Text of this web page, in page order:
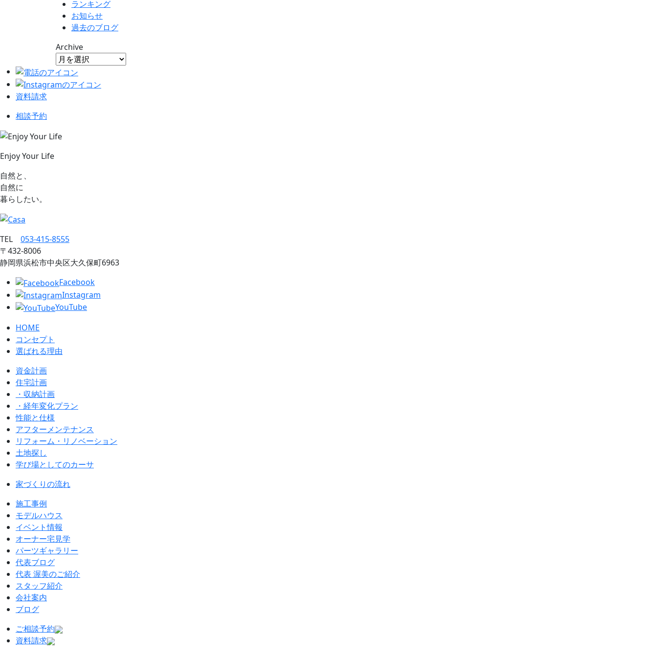
ランキング
お知らせ
過去のブログ
Archive
資料請求
相談予約
Enjoy Your Life
自然と、
自然に
暮らしたい。
TEL 053‐415‐8555
〒432‐8006
静岡県浜松市中央区大久保町6963
Facebook
Instagram
YouTube
HOME
コンセプト
選ばれる理由
資金計画
住宅計画
・収納計画
・経年変化プラン
性能と仕様
アフターメンテナンス
リフォーム・リノベーション
土地探し
学び場としてのカーサ
家づくりの流れ
施工事例
モデルハウス
イベント情報
オーナー宅見学
パーツギャラリー
代表ブログ
代表 渥美のご紹介
スタッフ紹介
会社案内
ブログ
ご相談予約
資料請求